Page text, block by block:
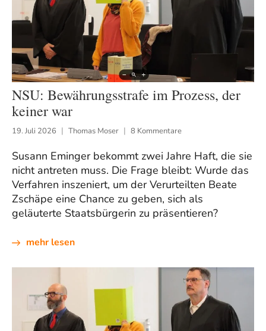
NSU: Bewährungsstrafe im Prozess, der
keiner war
19. Juli 2026 Thomas Moser 8 Kommentare
Susann Eminger bekommt zwei Jahre Haft, die sie
nicht antreten muss. Die Frage bleibt: Wurde das
Verfahren inszeniert, um der Verurteilten Beate
Zschäpe eine Chance zu geben, sich als
geläuterte Staatsbürgerin zu präsentieren?
mehr lesen